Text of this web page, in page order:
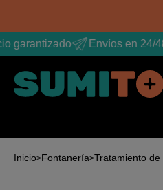
garantizado Envíos en 24/
Inicio Fontanería Tratamiento de